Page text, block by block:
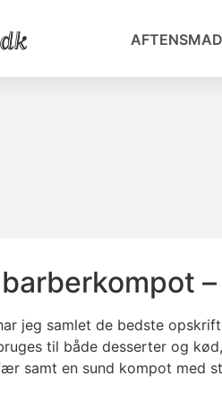
AFTENSMAD
jeg samlet de bedste
til både desserter og
samt en sund kompot med